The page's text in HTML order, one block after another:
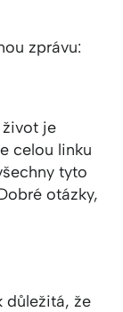
zprávu:
život je
celou linku
tyto
otázky,
důležitá, že